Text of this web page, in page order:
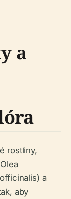
a
rostliny,
Olea
) a
aby